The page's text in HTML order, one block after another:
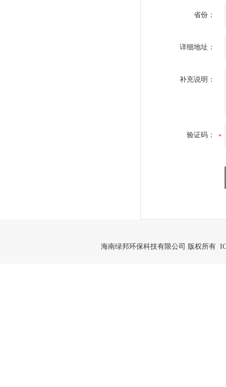
省份：
详细地址：
补充说明：
验证码：
海南绿邦环保科技有限公司 版权所有